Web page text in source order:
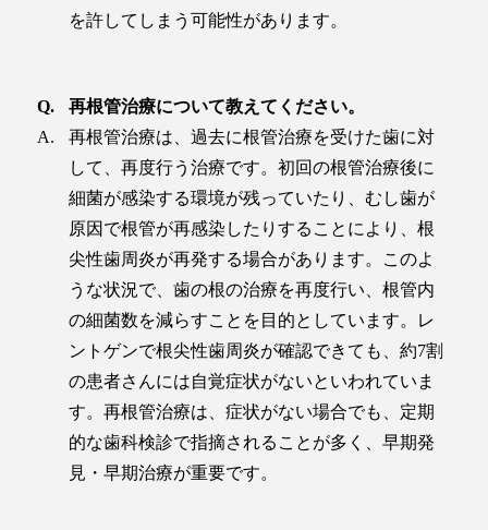
を許してしまう可能性があります。
再根管治療について教えてください。
再根管治療は、過去に根管治療を受けた歯に対
して、再度行う治療です。初回の根管治療後に
細菌が感染する環境が残っていたり、むし歯が
原因で根管が再感染したりすることにより、根
尖性歯周炎が再発する場合があります。このよ
うな状況で、歯の根の治療を再度行い、根管内
の細菌数を減らすことを目的としています。レ
ントゲンで根尖性歯周炎が確認できても、約7割
の患者さんには自覚症状がないといわれていま
す。再根管治療は、症状がない場合でも、定期
的な歯科検診で指摘されることが多く、早期発
見・早期治療が重要です。